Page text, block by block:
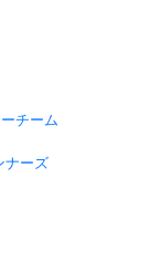
チーム
ナーズ